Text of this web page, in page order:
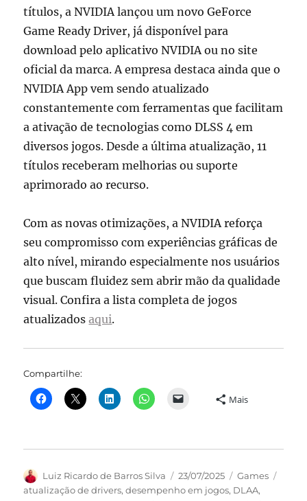
títulos, a NVIDIA lançou um novo GeForce
Game Ready Driver, já disponível para
download pelo aplicativo NVIDIA ou no site
oficial da marca. A empresa destaca ainda que o
NVIDIA App vem sendo atualizado
constantemente com ferramentas que facilitam
a ativação de tecnologias como DLSS 4 em
diversos jogos. Desde a última atualização, 11
títulos receberam melhorias ou suporte
aprimorado ao recurso.
Com as novas otimizações, a NVIDIA reforça
seu compromisso com experiências gráficas de
alto nível, mirando especialmente nos usuários
que buscam fluidez sem abrir mão da qualidade
visual. Confira a lista completa de jogos
atualizadosaqui.
Compartilhe:
Mais
Autor
Luiz Ricardo de Barros Silva
Publicado
em
23/07/2025 Categorias
Games
atualização de drivers,desempenho em jogos, DLAA,